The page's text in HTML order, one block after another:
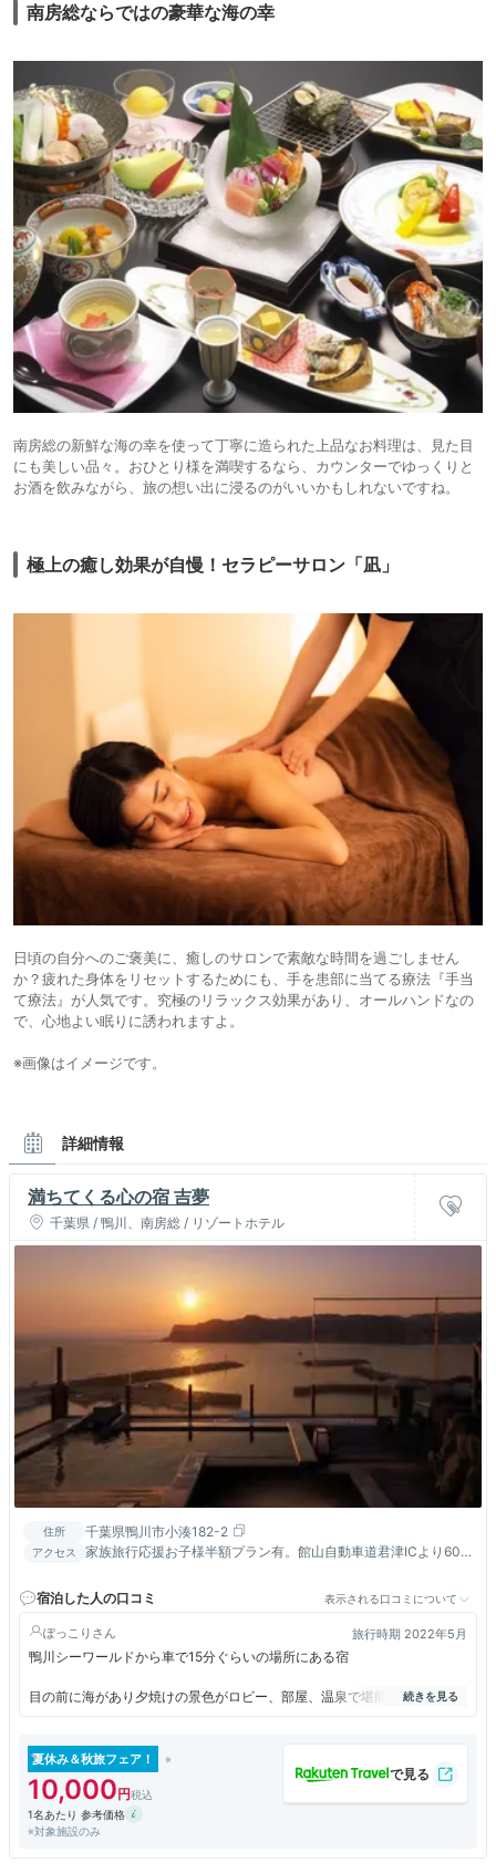
南房総ならではの豪華な海の幸
南房総の新鮮な海の幸を使って丁寧に造られた上品なお料理は、見た目
にも美しい品々。おひとり様を満喫するなら、カウンターでゆっくりと
お酒を飲みながら、旅の想い出に浸るのがいいかもしれないですね。
極上の癒し効果が自慢！セラピーサロン「凪」
日頃の自分へのご褒美に、癒しのサロンで素敵な時間を過ごしません
か？疲れた身体をリセットするためにも、手を患部に当てる療法『手当
て療法』が人気です。究極のリラックス効果があり、オールハンドなの
で、心地よい眠りに誘われますよ。
※画像はイメージです。
詳細情報
満ちてくる心の宿 吉夢
千葉県 / 鴨川、南房総 / リゾートホテル
住所 千葉県鴨川市小湊182-2
アクセス
家族旅行応援お子様半額プラン有。館山自動車道君津ICより60
宿泊した人の口コミ
表示される口コミについて
ぽっこり 旅行時期 2022年5月
鴨川シーワールドから車で15分ぐらいの場所にある宿
目の前に海があり夕焼けの景色がロビー、部屋、温泉で堪能できる
など海鮮ものも、豊富なバイキング
部屋は若干古い感じがするので、1部屋2万程度なので景色と料理重視す
る人におすすめ
夏休み＆秋旅フェア！
10,000
1名あたり 参考価格
※対象施設のみ